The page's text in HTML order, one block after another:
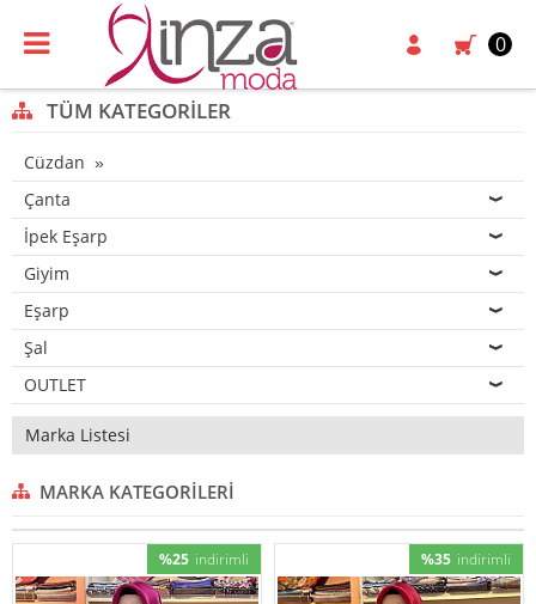
0
TÜM KATEGORILER
Cüzdan
Çanta
İpek Eşarp
Giyim
Eşarp
Şal
OUTLET
Marka Listesi
MARKA KATEGORILERI
%25 indirimli %35 indirimli